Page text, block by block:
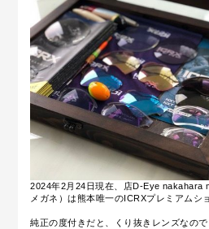
2024年2月24日現在、
店D-Eye nakahara
メガネ）は熊本唯一のICRXプレミアムシ
純正の度付きだと、くり抜きレンズなの